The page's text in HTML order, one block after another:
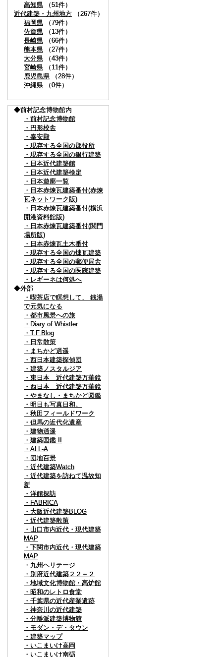
高知県 （51件）
近代建築・九州地方 （267件）
福岡県 （79件）
佐賀県 （13件）
長崎県 （66件）
熊本県 （27件）
大分県 （43件）
宮崎県 （11件）
鹿児島県 （28件）
沖縄県 （0件）
◆前村記念博物館内
・前村記念博物館
・円形校舎
・奉安殿
・現存する全国の郡役所
・現存する全国の銀行建築
・日本近代建築館
・日本近代建築検定
・日本遊廓一覧
・日本赤煉瓦建築番付(赤煉
瓦ネットワーク版)
・日本赤煉瓦建築番付(横浜
開港資料館版)
・日本赤煉瓦建築番付(関門
場所版)
・日本赤煉瓦土木番付
・現存する全国の煉瓦建築
・現存する全国の郵便局舎
・現存する全国の医院建築
・レギーネは何処へ
◆外部
・喫茶店で瞑想して、 銭湯
で元気になる
・都市風景への旅
・Diary of Whistler
・T.F.Blog
・日常散策
・まちかど逍遥
・西日本建築探偵団
・建築ノスタルジア
・東日本 近代建築万華鏡
・西日本 近代建築万華鏡
・やまなし・まちかど図鑑
・明日も写真日和。
・秋田フィールドワーク
・但馬の近代化遺産
・建物逍遥
・建築図鑑 II
・ALL-A
・団地百景
・近代建築Watch
・近代建築を訪ねて温故知
新
・洋館探訪
・FABRICA
・大阪近代建築BLOG
・近代建築散策
・山口市内近代・現代建築
MAP
・下関市内近代・現代建築
MAP
・九州ヘリテージ
・別府近代建築２２＋２
・地域文化博物館・高炉館
・昭和のレトロ食堂
・千葉県の近代産業遺跡
・神奈川の近代建築
・分離派建築博物館
・モダン・デ・タウン
・建築マップ
・いこまいけ高岡
・いこまいけ南砺
高知県 （51件）
近代建築・九州地方 （267件）
福岡県 （79件）
佐賀県 （13件）
長崎県 （66件）
熊本県 （27件）
大分県 （43件）
宮崎県 （11件）
鹿児島県 （28件）
沖縄県 （0件）
◆前村記念博物館内
・前村記念博物館
・円形校舎
・奉安殿
・現存する全国の郡役所
・現存する全国の銀行建築
・日本近代建築館
・日本近代建築検定
・日本遊廓一覧
・日本赤煉瓦建築番付(赤煉
瓦ネットワーク版)
・日本赤煉瓦建築番付(横浜
開港資料館版)
・日本赤煉瓦建築番付(関門
場所版)
・日本赤煉瓦土木番付
・現存する全国の煉瓦建築
・現存する全国の郵便局舎
・現存する全国の医院建築
・レギーネは何処へ
◆外部
・喫茶店で瞑想して、 銭湯
で元気になる
・都市風景への旅
・Diary of Whistler
・T.F.Blog
・日常散策
・まちかど逍遥
・西日本建築探偵団
・建築ノスタルジア
・東日本 近代建築万華鏡
・西日本 近代建築万華鏡
・やまなし・まちかど図鑑
・明日も写真日和。
・秋田フィールドワーク
・但馬の近代化遺産
・建物逍遥
・建築図鑑 II
・ALL-A
・団地百景
・近代建築Watch
・近代建築を訪ねて温故知
新
・洋館探訪
・FABRICA
・大阪近代建築BLOG
・近代建築散策
・山口市内近代・現代建築
MAP
・下関市内近代・現代建築
MAP
・九州ヘリテージ
・別府近代建築２２＋２
・地域文化博物館・高炉館
・昭和のレトロ食堂
・千葉県の近代産業遺跡
・神奈川の近代建築
・分離派建築博物館
・モダン・デ・タウン
・建築マップ
・いこまいけ高岡
・いこまいけ南砺